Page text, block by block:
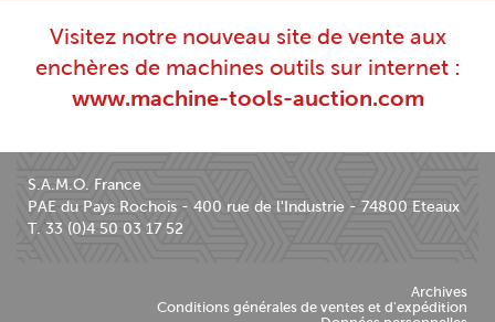
Visitez notre nouveau site de vente aux
enchères de machines outils sur internet :
www.machine-tools-auction.com
S.A.M.O. France
PAE du Pays Rochois - 400 rue de l'Industrie - 74800 Eteaux
T. 33 (0)4 50 03 17 52
Archives
Conditions générales de ventes et d'expédition